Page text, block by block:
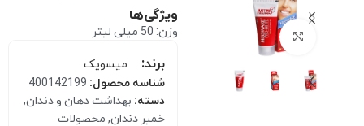
برای بزرگنمایی کلیک کنید
ویژگی‌ها
وزن: 50 میلی لیتر
برند:
میسویک
شناسه محصول: 400142199
دسته: بهداشت دهان و دندان,
خمیر دندان, محصولات